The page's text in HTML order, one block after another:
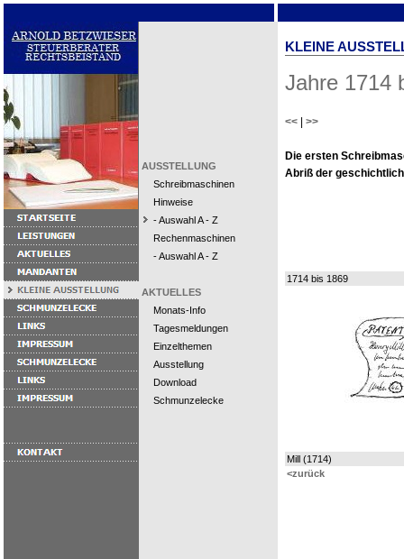
AUSSTELLUNG
Schreibmaschinen
Hinweise
- Auswahl A - Z
Rechenmaschinen
- Auswahl A - Z
AKTUELLES
Monats-Info
Tagesmeldungen
Einzelthemen
Ausstellung
Download
Schmunzelecke
KLEINE
Jahre 1714
<< >>
Die ersten
Abriß der
1714 bis 1869
Mill (1714)
<zurück